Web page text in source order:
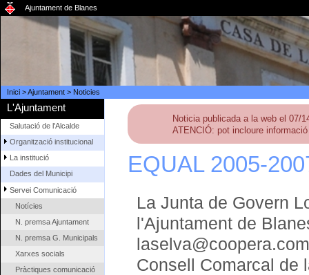
Ajuntament de Blanes
Inici>Ajuntament> Noticies
L'Ajuntament
Salutació de l'Alcalde
Organització institucional
La institució
Dades del Municipi
Servei Comunicació
Notícies
N. premsa Ajuntament
N. premsa G. Municipals
Xarxes socials
Pràctiques comunicació
Noticia publicada a la web el 07/
ATENCIÓ: pot incloure
EQUAL 2005-
La Junta de Govern
l'Ajuntament de
Consell Comarcal de